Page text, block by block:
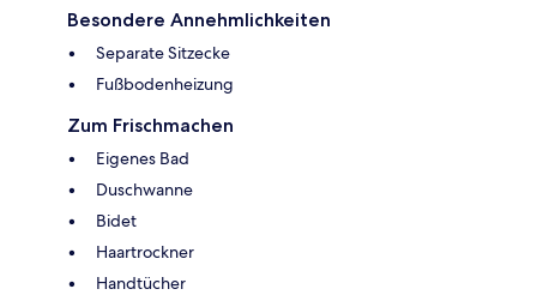
Besondere Annehmlichkeiten
Separate Sitzecke
Fußbodenheizung
Zum Frischmachen
Eigenes Bad
Duschwanne
Bidet
Haartrockner
Handtücher